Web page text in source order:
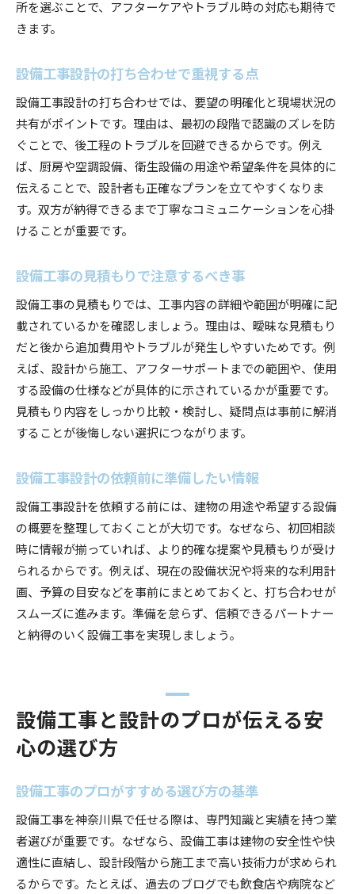
所を選ぶことで、アフターケアやトラブル時の対応も期待で
きます。
設備工事設計の打ち合わせで重視する点
設備工事設計の打ち合わせでは、要望の明確化と現場状況の
共有がポイントです。理由は、最初の段階で認識のズレを防
ぐことで、後工程のトラブルを回避できるからです。例え
ば、厨房や空調設備、衛生設備の用途や希望条件を具体的に
伝えることで、設計者も正確なプランを立てやすくなりま
す。双方が納得できるまで丁寧なコミュニケーションを心掛
けることが重要です。
設備工事の見積もりで注意するべき事
設備工事の見積もりでは、工事内容の詳細や範囲が明確に記
載されているかを確認しましょう。理由は、曖昧な見積もり
だと後から追加費用やトラブルが発生しやすいためです。例
えば、設計から施工、アフターサポートまでの範囲や、使用
する設備の仕様などが具体的に示されているかが重要です。
見積もり内容をしっかり比較・検討し、疑問点は事前に解消
することが後悔しない選択につながります。
設備工事設計の依頼前に準備したい情報
設備工事設計を依頼する前には、建物の用途や希望する設備
の概要を整理しておくことが大切です。なぜなら、初回相談
時に情報が揃っていれば、より的確な提案や見積もりが受け
られるからです。例えば、現在の設備状況や将来的な利用計
画、予算の目安などを事前にまとめておくと、打ち合わせが
スムーズに進みます。準備を怠らず、信頼できるパートナー
と納得のいく設備工事を実現しましょう。
設備工事と設計のプロが伝える安
心の選び方
設備工事のプロがすすめる選び方の基準
設備工事を神奈川県で任せる際は、専門知識と実績を持つ業
者選びが重要です。なぜなら、設備工事は建物の安全性や快
適性に直結し、設計段階から施工まで高い技術力が求められ
るからです。たとえば、過去のブログでも飲食店や病院など